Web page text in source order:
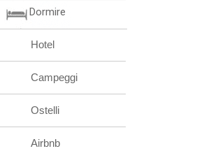
Dormire
Hotel
Campeggi
Ostelli
Airbnb